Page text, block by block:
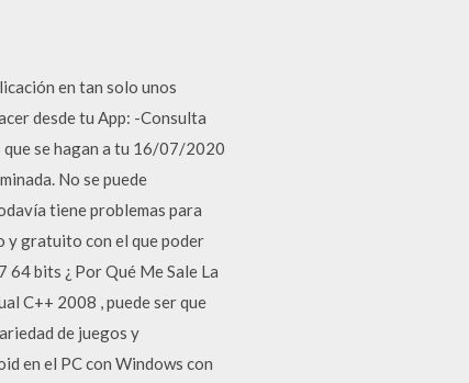
en tan solo unos
desde tu App: -Consulta
se hagan a tu 16/07/2020
No se puede
tiene problemas para
y gratuito con el que poder
bits ¿ Por Qué Me Sale La
C++ 2008 , puede ser que
de juegos y
en el PC con Windows con